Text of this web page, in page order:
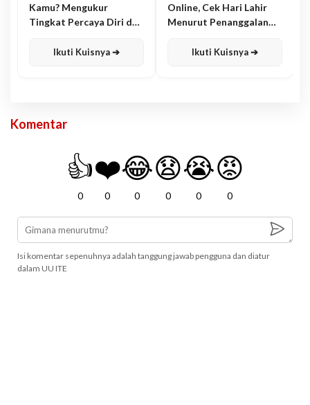
Kamu? Mengukur
Tingkat Percaya Diri dan
Ikuti Kuisnya ➔
Online, Cek Hari Lahir
Menurut Penanggalan
Ikuti Kuisnya ➔
Komentar
👍
0
❤️
0
😂
0
😧
0
😭
0
😡
0
Isi komentar sepenuhnya adalah tanggung jawab pengguna dan diatur
dalam UU ITE